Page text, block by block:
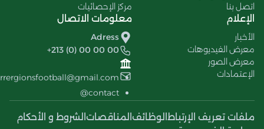
اتصل بنا
مركز الإحصائيات
الإعلام
الأخبار
معرض الفيديوهات
معرض الصور
الإعتمادات
معلومات الاتصال
Adress
+213 (0) 00 00 00
contact@
ملفات تعريف الإرتباط الوظائف المناقصات الشروط و الأحكام